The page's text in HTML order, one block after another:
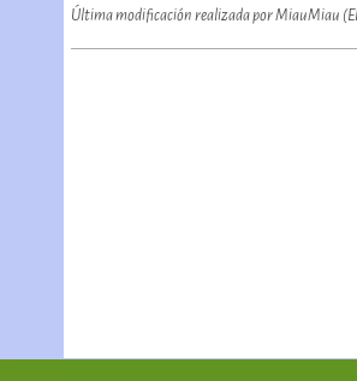
Última modificación realizada por MiauMiau